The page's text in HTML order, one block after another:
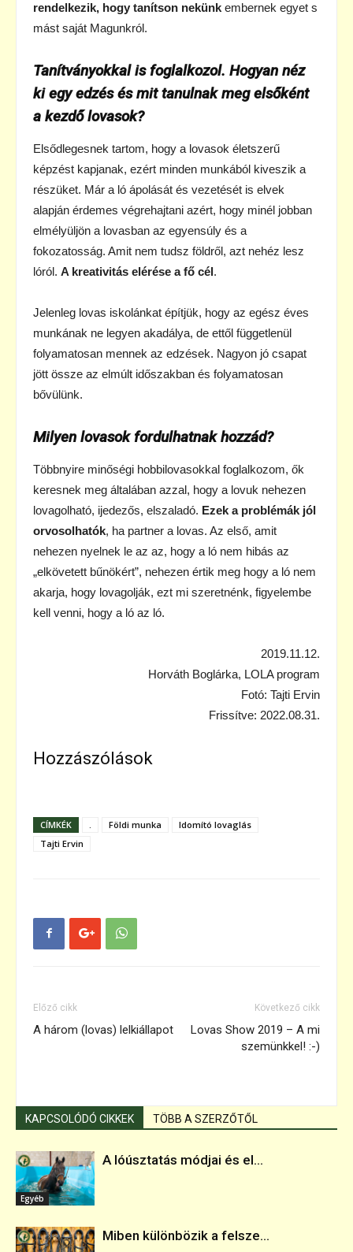
rendelkezik, hogy tanítson nekünk embernek egyet s
mást saját Magunkról.
Tanítványokkal is foglalkozol. Hogyan néz
ki egy edzés és mit tanulnak meg elsőként
a kezdő lovasok?
Elsődlegesnek tartom, hogy a lovasok életszerű
képzést kapjanak, ezért minden munkából kiveszik a
részüket. Már a ló ápolását és vezetését is elvek
alapján érdemes végrehajtani azért, hogy minél jobban
elmélyüljön a lovasban az egyensúly és a
fokozatosság. Amit nem tudsz földről, azt nehéz lesz
lóról. A kreativitás elérése a fő cél.
Jelenleg lovas iskolánkat építjük, hogy az egész éves
munkának ne legyen akadálya, de ettől függetlenül
folyamatosan mennek az edzések. Nagyon jó csapat
jött össze az elmúlt időszakban és folyamatosan
bővülünk.
Milyen lovasok fordulhatnak hozzád?
Többnyire minőségi hobbilovasokkal foglalkozom, ők
keresnek meg általában azzal, hogy a lovuk nehezen
lovagolható, ijedezős, elszaladó. Ezek a problémák jól
orvosolhatók, ha partner a lovas. Az első, amit
nehezen nyelnek le az az, hogy a ló nem hibás az
„elkövetett bűnökért”, nehezen értik meg hogy a ló nem
akarja, hogy lovagolják, ezt mi szeretnénk, figyelembe
kell venni, hogy a ló az ló.
2019.11.12.
Horváth Boglárka, LOLA program
Fotó: Tajti Ervin
Frissítve: 2022.08.31.
Hozzászólások
CÍMKÉK Földi munka
Idomító lovaglás
Tajti Ervin
Előző cikk
A három (lovas) lelkiállapot
Következő cikk
Lovas Show 2019 – A mi
szemünkkel! :-)
KAPCSOLÓDÓ CIKKEK TÖBB A SZERZŐTŐL
Egyéb
A lóúsztatás módjai és el...
Miben különbözik a felsze...